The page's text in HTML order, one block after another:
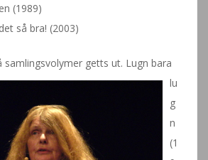
(1989)
så bra! (2003)
samlingsvolymer getts ut. Lugn bara
lu
g
n
(1